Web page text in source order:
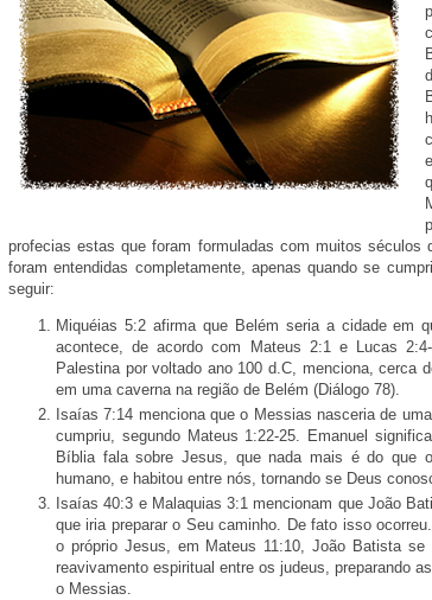
profecias estas que foram formuladas com muitos séculos
foram entendidas completamente, apenas quando se
seguir:
Miquéias 5:2 afirma que Belém seria a cidade em
acontece, de acordo com Mateus 2:1 e Lucas
Palestina por voltado ano 100 d.C, menciona, cerca
em uma caverna na região de Belém (Diálogo 78).
Isaías 7:14 menciona que o Messias nasceria de
cumpriu, segundo Mateus 1:22-25. Emanuel
Bíblia fala sobre Jesus, que nada mais é do que
humano, e habitou entre nós, tornando se Deus
Isaías 40:3 e Malaquias 3:1 mencionam que João
que iria preparar o Seu caminho. De fato isso
o próprio Jesus, em Mateus 11:10, João Batista
reavivamento espiritual entre os judeus, preparando
o Messias.